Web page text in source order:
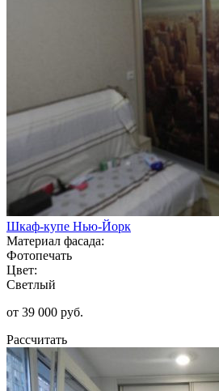
Шкаф-купе Нью-Йорк
Материал фасада:
Фотопечать
Цвет:
Светлый
от 39 000 руб.
Рассчитать